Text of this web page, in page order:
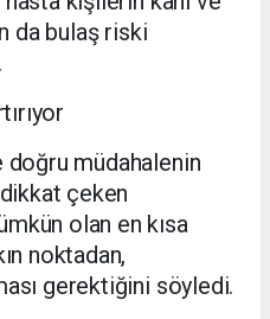
da bulaş riski
doğru müdahalenin
dikkat çeken
olan en kısa
noktadan,
gerektiğini söyledi.